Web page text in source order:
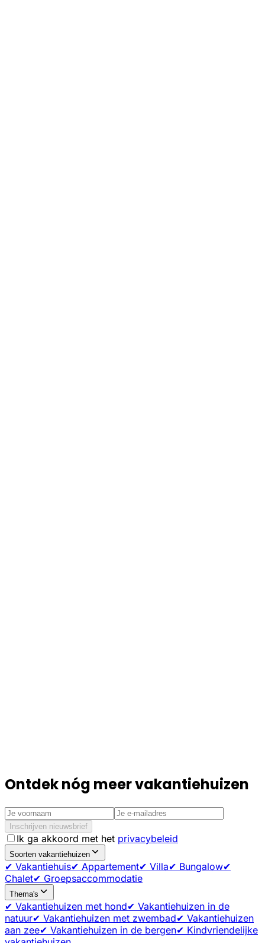
Ontdek nóg meer vakantiehuizen
Inschrijven nieuwsbrief
Ik ga akkoord met het privacybeleid
Soorten vakantiehuizen
✔ Vakantiehuis✔ Appartement✔ Villa✔ Bungalow✔
Chalet✔ Groepsaccommodatie
Thema's
✔ Vakantiehuizen met hond✔ Vakantiehuizen in de
natuur✔ Vakantiehuizen met zwembad✔ Vakantiehuizen
aan zee✔ Vakantiehuizen in de bergen✔ Kindvriendelijke